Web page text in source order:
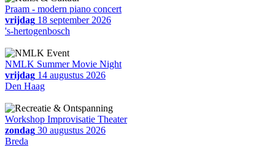
Praam - modern piano concert
vrijdag 18 september 2026
's-hertogenbosch
NMLK Summer Movie Night
vrijdag 14 augustus 2026
Den Haag
Workshop Improvisatie Theater
zondag 30 augustus 2026
Breda